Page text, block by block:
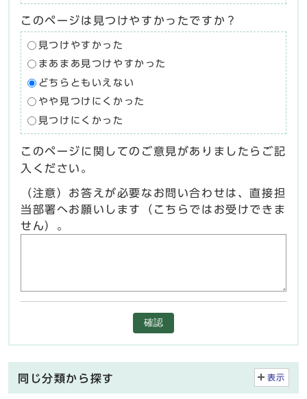
このページは見つけやすかったですか？
見つけやすかった
まあまあ見つけやすかった
どちらともいえない
やや見つけにくかった
見つけにくかった
このページに関してのご意見がありましたらご記
入ください。
（注意）お答えが必要なお問い合わせは、直接担
当部署へお願いします（こちらではお受けできま
せん）。
確認
同じ分類から探す 表示